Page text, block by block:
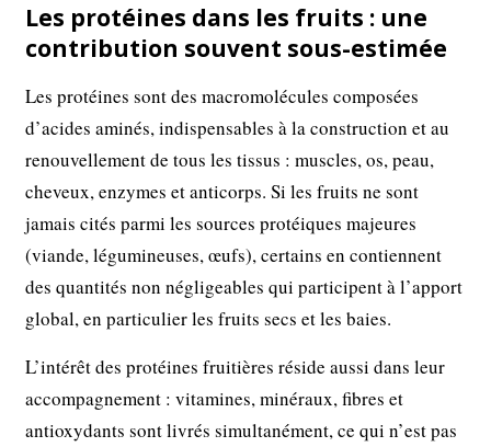
Les protéines dans les fruits : une
contribution souvent sous-estimée
Les protéines sont des macromolécules composées
d’acides aminés, indispensables à la construction et au
renouvellement de tous les tissus : muscles, os, peau,
cheveux, enzymes et anticorps. Si les fruits ne sont
jamais cités parmi les sources protéiques majeures
(viande, légumineuses, œufs), certains en contiennent
des quantités non négligeables qui participent à l’apport
global, en particulier les fruits secs et les baies.
L’intérêt des protéines fruitières réside aussi dans leur
accompagnement : vitamines, minéraux, fibres et
antioxydants sont livrés simultanément, ce qui n’est pas